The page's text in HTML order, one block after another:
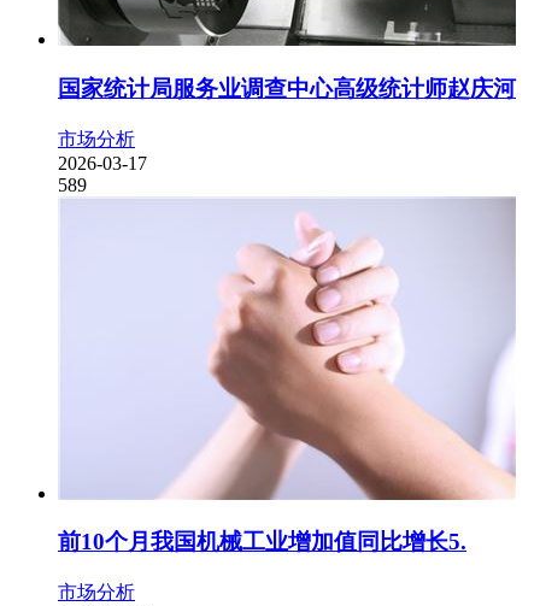
国家统计局服务业调查中心高级统计师赵庆河
市场分析
2026-03-17
589
前10个月我国机械工业增加值同比增长5.
市场分析